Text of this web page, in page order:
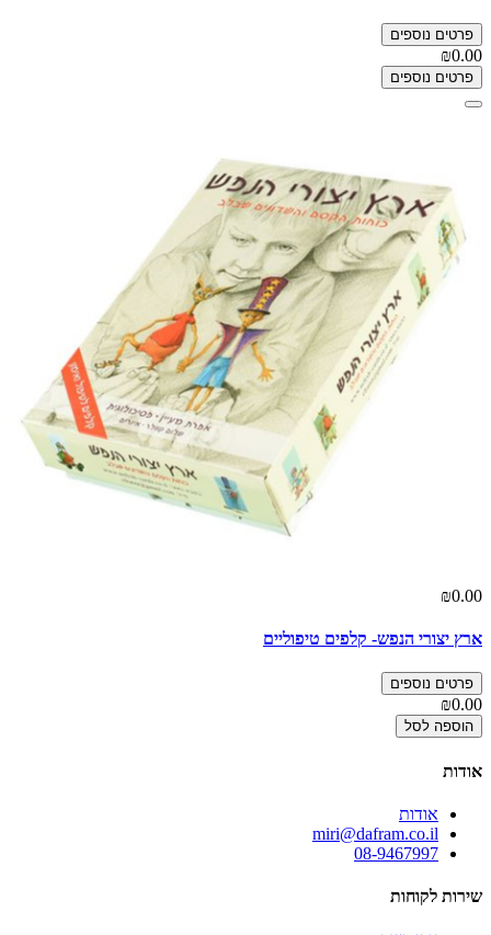
פרטים נוספים
₪0.00
פרטים נוספים
₪0.00
ארץ יצורי הנפש- קלפים טיפוליים
פרטים נוספים
₪0.00
הוספה לסל
אודות
אודות
miri@dafram.co.il
08-9467997
שירות לקוחות